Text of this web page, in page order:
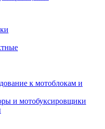
к мотоблокам и
и мотобуксировщики